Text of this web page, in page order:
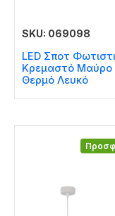
SKU: 069098
LED Σποτ
Kρεμαστό Μαύρο
Θερμό Λευκό